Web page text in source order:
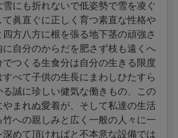
にも折れないで低姿勢で雪を凌ぐ
眞直ぐに正しく育つ素直な性格や
方八方に根を張る地下茎の頑強さ
に自分のからだを肥さず枝も遠くへ
つくる生食分は自分の生きる限度
べて子供の生長にまわしひたすら
誠に珍しい健気な働きもの、この
まれぬ愛着が、そして私達の生活
への親しみと広く一般の人々に一
深めて頂ければと不本意な設備では